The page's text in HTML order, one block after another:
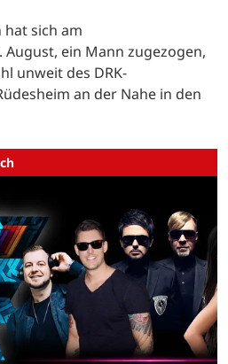
hat sich am
ein Mann zugezogen,
unweit des DRK-
an der Nahe in den